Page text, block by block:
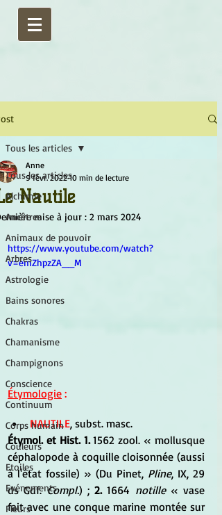
Tous les articles
Alchimie
Ancêtres
Animaux de pouvoir
Arbres
Astrologie
Bains sonores
Chakras
Chamanisme
Champignons
Conscience
Continuum
Corps humain
Couleurs
Etoiles
Evénements
Fleurs
Tous les articles
Nautile
Anne
9 févr. 2022 10 min de lecture
mise à jour : 2 mars 2024
https://www.youtube.com/watch?
v=emZhpzZA__M
Étymologie :
NAUTILE, subst. masc.
Étymol. et Hist. 1. 1562 zool. « mollusque
céphalopode à coquille cloisonnée (aussi
à l'état fossile) » (Du Pinet, Pline, IX, 29
ds Gdf. Compl.) ; 2. 1664 notille « vase
fait avec une conque marine montée sur